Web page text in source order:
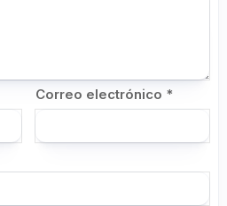
Correo electrónico *